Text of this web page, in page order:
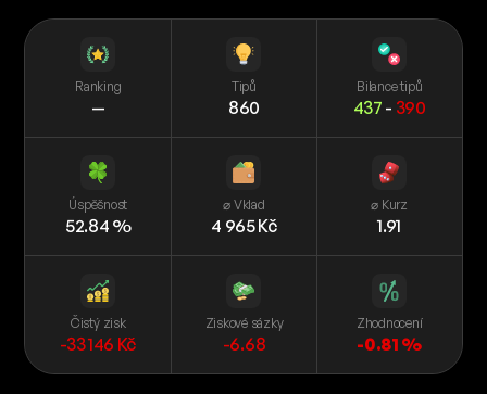
Ranking
—
Tipů
860
Bilance tipů
437 - 390
Úspěšnost
52.84 %
⌀ Vklad
4 965 Kč
⌀ Kurz
1.91
Čistý zisk
-33 146 Kč
Ziskové sázky
-6.68
Zhodnocení
-0.81 %